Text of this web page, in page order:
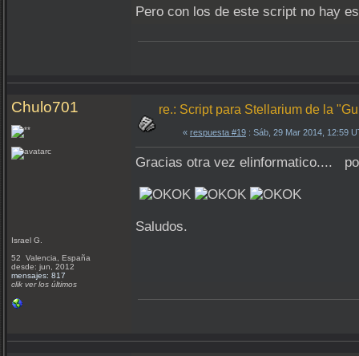
Pero con los de este script no hay
Chulo701
Israel G.
52 Valencia, España
desde: jun, 2012
mensajes: 817
clik ver los últimos
re.: Script para Stellarium de la
« respuesta #19 : Sáb, 29 Mar 2014, 12:59
Gracias otra vez elinformatico....
Saludos.